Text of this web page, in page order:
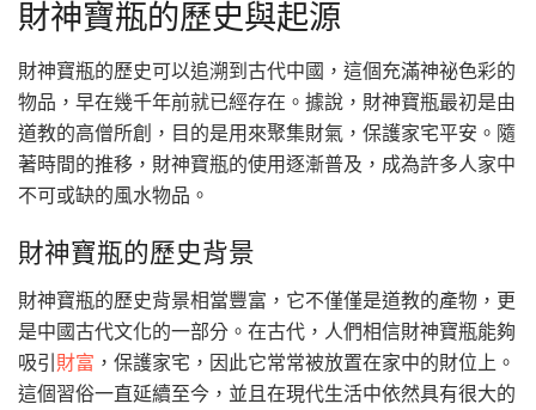
財神寶瓶的歷史與起源
財神寶瓶的歷史可以追溯到古代中國，這個充滿神祕色彩的
物品，早在幾千年前就已經存在。據說，財神寶瓶最初是由
道教的高僧所創，目的是用來聚集財氣，保護家宅平安。隨
著時間的推移，財神寶瓶的使用逐漸普及，成為許多人家中
不可或缺的風水物品。
財神寶瓶的歷史背景
財神寶瓶的歷史背景相當豐富，它不僅僅是道教的產物，更
是中國古代文化的一部分。在古代，人們相信財神寶瓶能夠
吸引財富 ，保護家宅，因此它常常被放置在家中的財位上。
這個習俗一直延續至今，並且在現代生活中依然具有很大的